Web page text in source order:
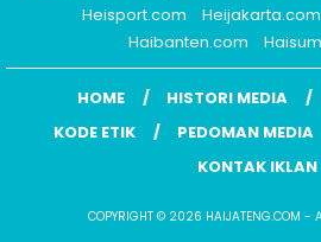
Heisport.com
Heijakarta.com
Haibanten.com
HOME HISTORI MEDIA
KODE ETIK
PEDOMAN MEDIA
KONTAK IKLAN
COPYRIGHT © 2026 HAIJATENG.COM -